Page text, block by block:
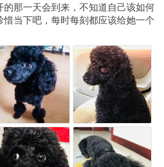
的那一天会到来，不知道自己该如何
当下吧，每时每刻都应该给她一个